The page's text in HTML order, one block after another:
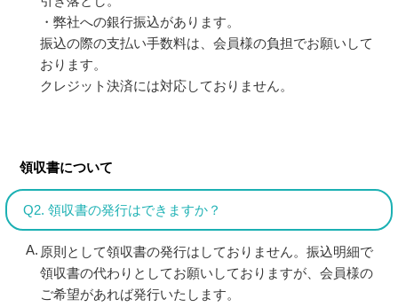
・弊社への銀行振込があります。
振込の際の支払い手数料は、会員様の負担でお願いして
おります。
クレジット決済には対応しておりません。
領収書について
Q2. 領収書の発行はできますか？
原則として領収書の発行はしておりません。振込明細で
領収書の代わりとしてお願いしておりますが、会員様の
ご希望があれば発行いたします。